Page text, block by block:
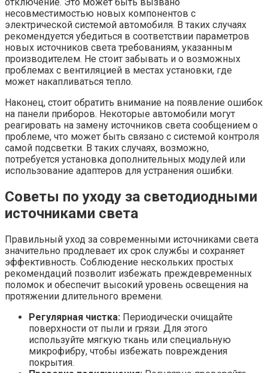
несовместимостью новых компонентов с
электрической системой автомобиля. В таких случаях
рекомендуется убедиться в соответствии параметров
новых источников света требованиям, указанным
производителем. Не стоит забывать и о возможных
проблемах с вентиляцией в местах установки, где
может накапливаться тепло.
Наконец, стоит обратить внимание на появление ошибок
на панели приборов. Некоторые автомобили могут
реагировать на замену источников света сообщением о
проблеме, что может быть связано с системой контроля
самой подсветки. В таких случаях, возможно,
потребуется установка дополнительных модулей или
использование адаптеров для устранения ошибки.
Советы по уходу за светодиодными
источниками света
Правильный уход за современными источниками света
значительно продлевает их срок службы и сохраняет
эффективность. Соблюдение нескольких простых
рекомендаций позволит избежать преждевременных
поломок и обеспечит высокий уровень освещения на
протяжении длительного времени.
Регулярная чистка: Периодически очищайте
поверхности от пыли и грязи. Для этого
используйте мягкую ткань или специальную
микрофибру, чтобы избежать повреждения
покрытия.